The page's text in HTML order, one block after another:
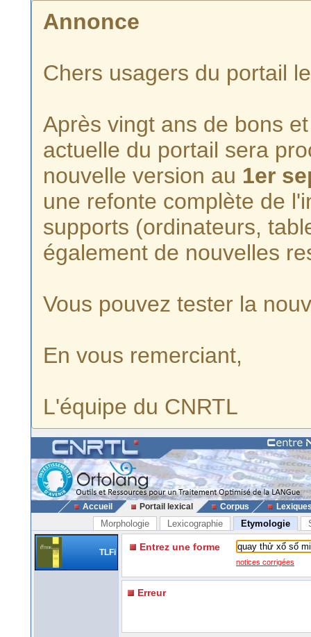
Annonce
Chers usagers du portail
Après vingt ans de bons
actuelle du portail sera
nouvelle version au 1er
une refonte complète de
supports (ordinateurs,
également de nouvelles
Vous pouvez tester la
En vous remerciant,
L'équipe du CNRTL
Accueil Portail lexical Corpus
Morphologie Lexicographie Etymologie
TLFi Entrez une forme
notices corrigées
Erreur